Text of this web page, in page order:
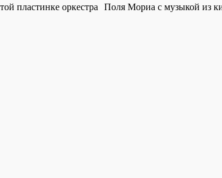
пластинке оркестра Поля Мориа с музыкой из